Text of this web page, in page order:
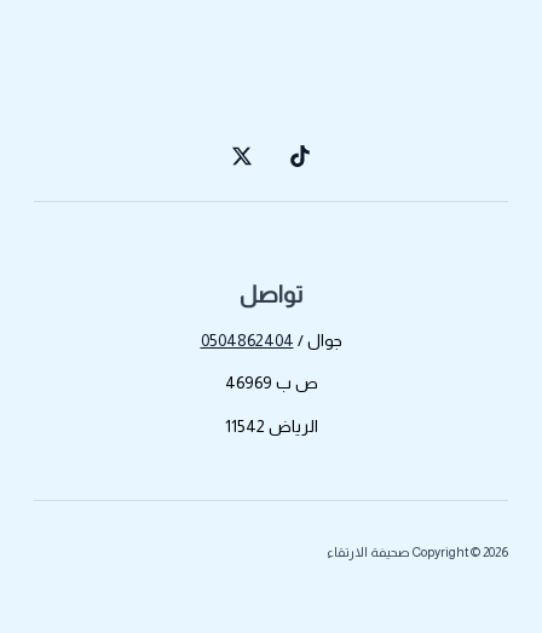
تواصل
جوال / 0504862404
ص ب 46969
الرياض 11542
Copyright © 2026 صحيفة الارتقاء